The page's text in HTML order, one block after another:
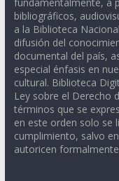
bibliográficos,
a la Biblioteca
difusión del
documental del país,
especial énfasis en
cultural. Biblioteca
Ley sobre el Derecho
términos que se
en este orden solo se
cumplimiento, salvo
autoricen